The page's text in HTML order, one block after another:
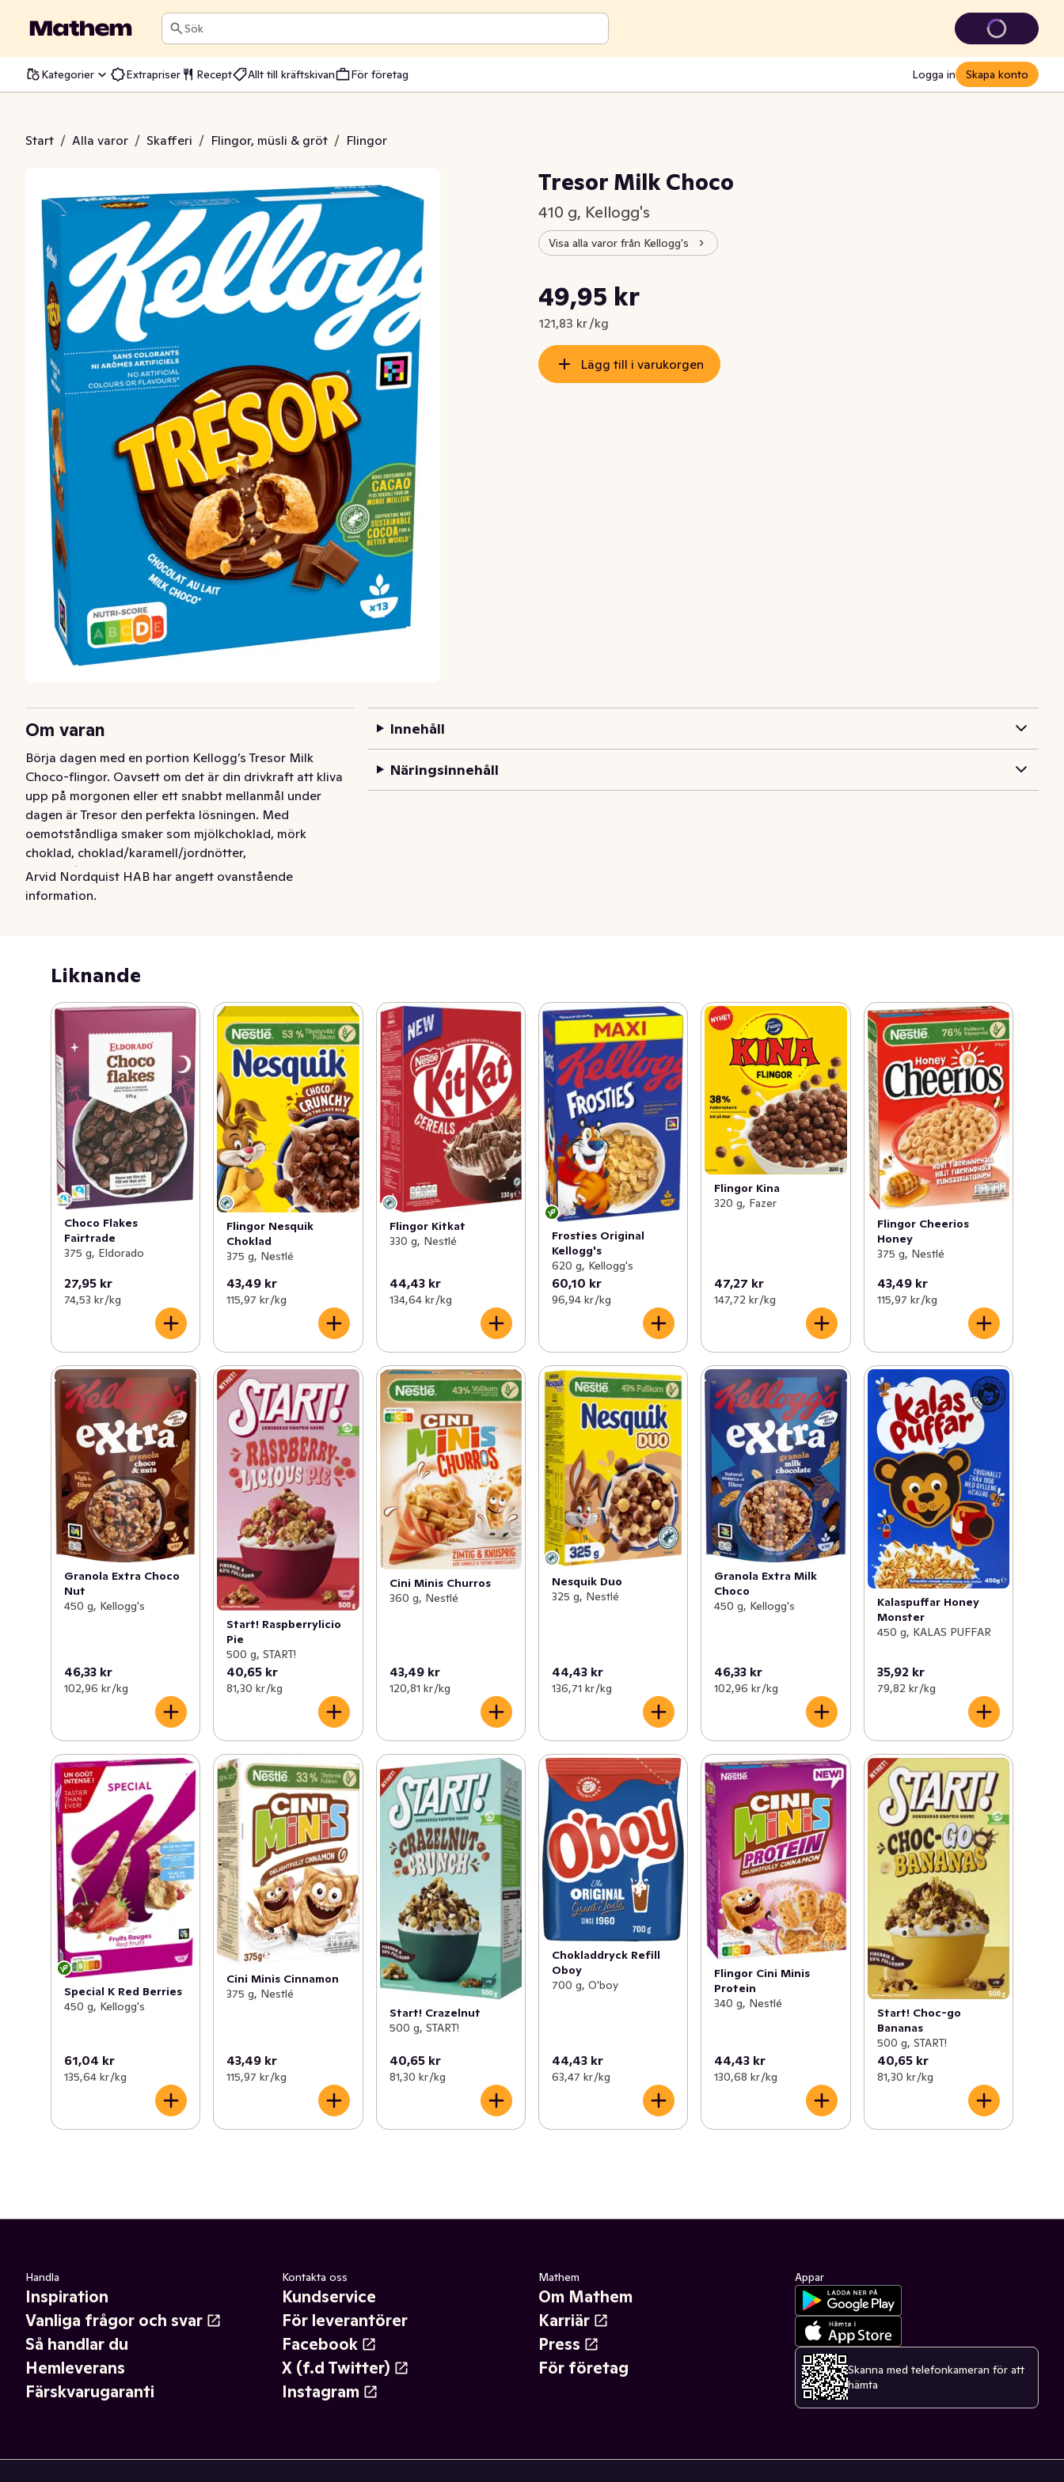
Sök
Kategorier Extrapriser Recept Allt till kräftskivan För företag Logga in Skapa konto
Start / Alla varor / Skafferi / Flingor, müsli & gröt / Flingor
Milk Choco
Tresor Milk Choco
410 g, Kellogg's
Visa alla varor från Kellogg's
Nuvarande pris är: 49,95 kr
49,95 kr
121,83 kr /kg
Styckpris: 121,83 kr /kg
Lägg till i varukorgen
Om varan
Börja dagen med en portion Kellogg’s Tresor Milk
Choco-flingor. Oavsett om det är din drivkraft att kliva
upp på morgonen eller ett snabbt mellanmål under
dagen är Tresor den perfekta lösningen. Med
oemotståndliga smaker som mjölkchoklad, mörk
choklad, choklad/karamell/jordnötter,
choklad/hasselnöt och blandade chokladsmaker har
Kellogg's Tresor en smak för alla. Kellogg’s Tresor är inte
Börja dagen med en portion Kellogg’s Tresor Milk
upp på morgonen eller ett snabbt mellanmål under
dagen är Tresor den perfekta lösningen. Med
oemotståndliga smaker som mjölkchoklad, mörk
choklad, choklad/karamell/jordnötter,
choklad/hasselnöt och blandade chokladsmaker har
Kellogg's Tresor en smak för alla. Kellogg’s Tresor är inte
bara utsökta utan även en källa till B-vitaminer och järn.
Med oemotståndlig choklad i mitten träffar varje bit
verkligen mitt i prick.
Arvid Nordquist HAB har angett ovanstående
information.
Innehåll
Näringsinnehåll
Liknande
Choco Flakes
Fairtrade
375 g, Eldorado
27,95 kr
74,53 kr /kg
Flingor Nesquik
Choklad
375 g, Nestlé
43,49 kr
115,97 kr /kg
Flingor Kitkat
330 g, Nestlé
44,43 kr
134,64 kr /kg
Frosties Original
Kellogg's
620 g, Kellogg's
60,10 kr
96,94 kr /kg
Flingor Kina
320 g, Fazer
47,27 kr
147,72 kr /kg
Flingor Cheerios
Honey
375 g, Nestlé
43,49 kr
115,97 kr /kg
Granola Extra Choco
Nut
450 g, Kellogg's
46,33 kr
102,96 kr /kg
Start! Raspberrylicio
Pie
500 g, START!
40,65 kr
81,30 kr /kg
Cini Minis Churros
360 g, Nestlé
43,49 kr
120,81 kr /kg
Nesquik Duo
325 g, Nestlé
44,43 kr
136,71 kr /kg
Granola Extra Milk
Choco
450 g, Kellogg's
46,33 kr
102,96 kr /kg
Kalaspuffar Honey
Monster
450 g, KALAS PUFFAR
35,92 kr
79,82 kr /kg
Special K Red Berries
450 g, Kellogg's
61,04 kr
135,64 kr /kg
Cini Minis Cinnamon
375 g, Nestlé
43,49 kr
115,97 kr /kg
Start! Crazelnut
500 g, START!
40,65 kr
81,30 kr /kg
Chokladdryck Refill
Oboy
700 g, O'boy
44,43 kr
63,47 kr /kg
Flingor Cini Minis
Protein
340 g, Nestlé
44,43 kr
130,68 kr /kg
Start! Choc-go
Bananas
500 g, START!
40,65 kr
81,30 kr /kg
Handla
Inspiration
Vanliga frågor och svar
Så handlar du
Hemleverans
Färskvarugaranti
Kontakta oss
Kundservice
För leverantörer
Facebook
X (f.d Twitter)
Instagram
Mathem
Om Mathem
Karriär
Press
För företag
Appar
Skanna med telefonkameran för att
hämta